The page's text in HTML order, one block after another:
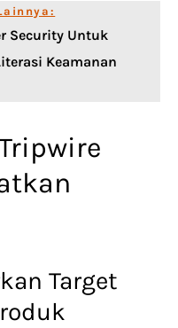
Security Untuk
Keamanan
Target